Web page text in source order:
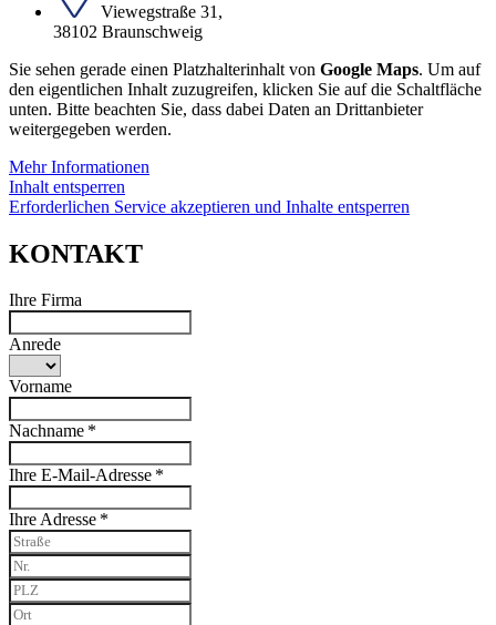
Viewegstraße 31,
38102 Braunschweig
Sie sehen gerade einen Platzhalterinhalt von Google Maps. Um auf
den eigentlichen Inhalt zuzugreifen, klicken Sie auf die Schaltfläche
unten. Bitte beachten Sie, dass dabei Daten an Drittanbieter
weitergegeben werden.
Mehr Informationen
Inhalt entsperren
Erforderlichen Service akzeptieren und Inhalte entsperren
KONTAKT
Ihre Firma
Anrede
Vorname
Nachname *
Ihre E-Mail-Adresse *
Ihre Adresse *